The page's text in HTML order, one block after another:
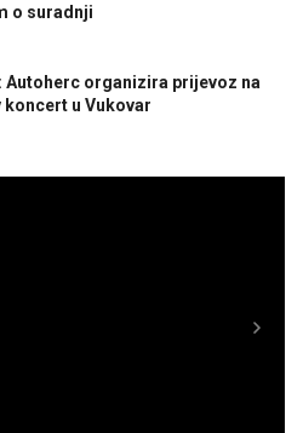
o suradnji
Autoherc organizira prijevoz na
u Vukovar